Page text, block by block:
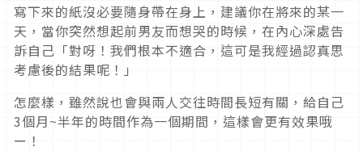
寫下來的紙沒必要隨身帶在身上，建議你在將來的某一
天，當你突然想起前男友而想哭的時候，在內心深處告
訴自己「對呀！我們根本不適合，這可是我經過認真思
考慮後的結果呢！」
怎麼樣，雖然說也會與兩人交往時間長短有關，給自己
3個月~半年的時間作為一個期間，這樣會更有效果哦
ー！